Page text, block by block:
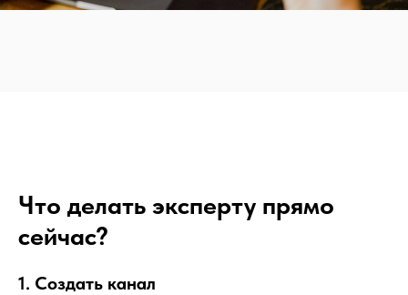
Что делать эксперту прямо
сейчас?
1. Создать канал